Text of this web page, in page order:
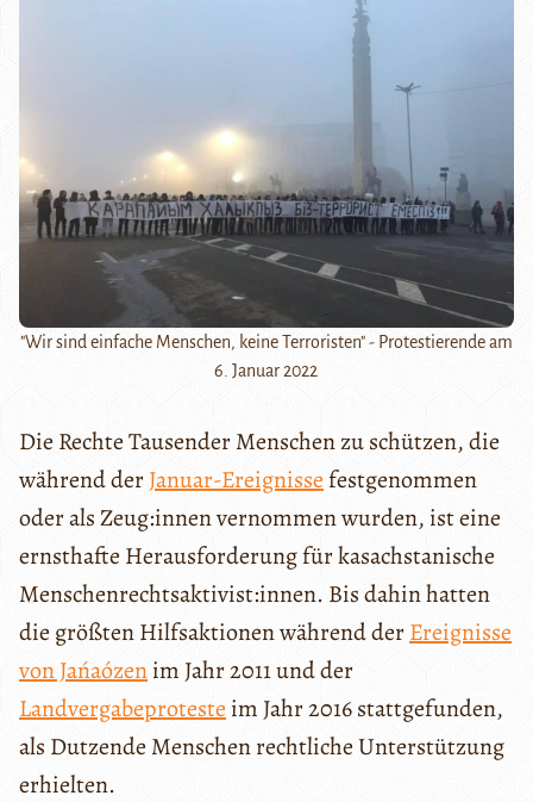
"Wir sind einfache Menschen, keine Terroristen" - Protestierende am
6. Januar 2022
Die Rechte Tausender Menschen zu schützen, die
während derJanuar-Ereignissefestgenommen
oder als Zeug:innen vernommen wurden, ist eine
ernsthafte Herausforderung für kasachstanische
Menschenrechtsaktivist:innen. Bis dahin hatten
die größten Hilfsaktionen während derEreignisse
von Jańaózenim Jahr 2011 und der
Landvergabeproteste im Jahr 2016 stattgefunden,
als Dutzende Menschen rechtliche Unterstützung
erhielten.